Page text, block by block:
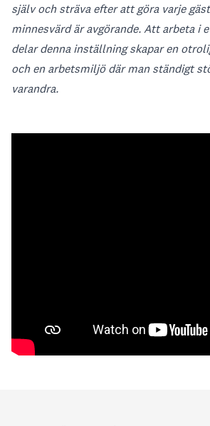
själv och sträva efter att göra varje
minnesvärd är avgörande. Att arbeta i
delar denna inställning skapar en
och en arbetsmiljö där man ständigt
varandra.